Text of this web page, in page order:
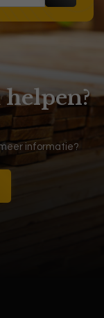
informatie?